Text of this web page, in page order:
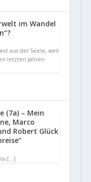
im Wandel
aus der Seele, weil
letzten Jahren
(7a) – Mein
Marco
Robert Glück
[…]